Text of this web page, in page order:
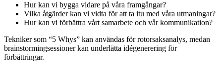
Hur kan vi bygga vidare på våra framgångar?
Vilka åtgärder kan vi vidta för att ta itu med våra utmaningar?
Hur kan vi förbättra vårt samarbete och vår kommunikation?
Tekniker som “5 Whys” kan användas för rotorsaksanalys, medan
brainstormingsessioner kan underlätta idégenerering för
förbättringar.